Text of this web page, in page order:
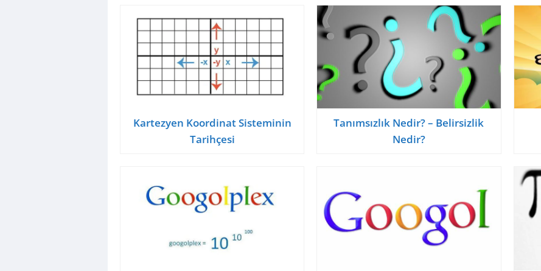
Kartezyen Koordinat Sisteminin
Tarihçesi
Tanımsızlık Nedir? – Belirsizlik
Nedir?